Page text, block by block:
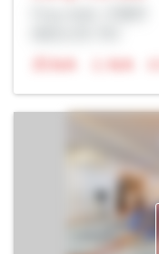
N/A
N/A